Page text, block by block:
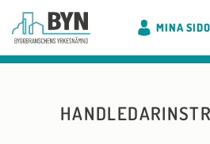
MINA